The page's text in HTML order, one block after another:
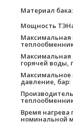
Материал бака:
Мощность
Максимальная
горячей воды,
Максимальное
давление, бар:
Время нагрева
номинальной